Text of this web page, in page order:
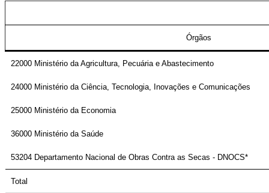
Órgãos
22000 Ministério da Agricultura, Pecuária e Abastecimento
24000 Ministério da Ciência, Tecnologia, Inovações e Comunicações
25000 Ministério da Economia
36000 Ministério da Saúde
53204 Departamento Nacional de Obras Contra as Secas - DNOCS*
Total